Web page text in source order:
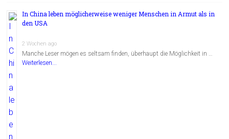
In China leben möglicherweise weniger Menschen in Armut als in
den USA
2 Wochen ago
Manche Leser mögen es seltsam finden, überhaupt die Möglichkeit in …
Weiterlesen...